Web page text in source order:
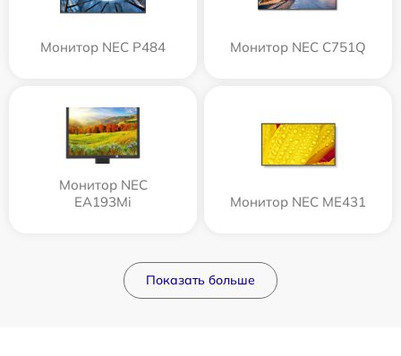
Монитор NEC P484 Монитор NEC C751Q
Монитор NEC
EA193Mi
Монитор NEC ME431
Показать больше